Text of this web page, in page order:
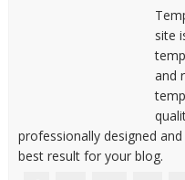
site
and
professionally designed
best result for your blog.